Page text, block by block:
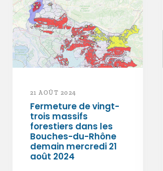
21 AOÛT 2024
Fermeture de vingt-
trois massifs
forestiers dans les
Bouches-du-Rhône
demain mercredi 21
août 2024